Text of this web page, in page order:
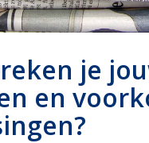
je
en